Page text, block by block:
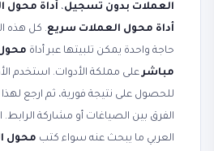
العملات بدون تسجيل، أداة محول
أداة محول العملات سريع. كل هذه
حاجة واحدة يمكن تلبيتها عبر أداة
مباشرعلى مملكة الأدوات. استخدم
للحصول على نتيجة فورية، ثم ارجع
الفرق بين الصياغات أو مشاركة
العربي ما يبحث عنه سواء كتب محول